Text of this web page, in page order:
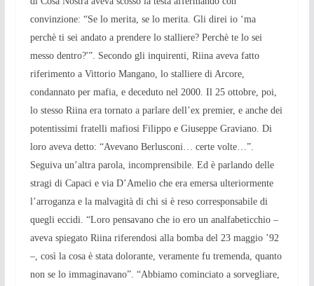
convinzione: “Se lo merita, se lo merita. Gli direi io ‘ma
perchè ti sei andato a prendere lo stalliere? Perchè te lo sei
messo dentro?'”. Secondo gli inquirenti, Riina aveva fatto
riferimento a Vittorio Mangano, lo stalliere di Arcore,
condannato per mafia, e deceduto nel 2000. Il 25 ottobre, poi,
lo stesso Riina era tornato a parlare dell’ex premier, e anche dei
potentissimi fratelli mafiosi Filippo e Giuseppe Graviano. Di
loro aveva detto: “Avevano Berlusconi… certe volte…”.
Seguiva un’altra parola, incomprensibile. Ed è parlando delle
stragi di Capaci e via D’Amelio che era emersa ulteriormente
l’arroganza e la malvagità di chi si è reso corresponsabile di
quegli eccidi. “Loro pensavano che io ero un analfabeticchio –
aveva spiegato Riina riferendosi alla bomba del 23 maggio ’92
–, così la cosa è stata dolorante, veramente fu tremenda, quanto
non se lo immaginavano”. “Abbiamo cominciato a sorvegliare,